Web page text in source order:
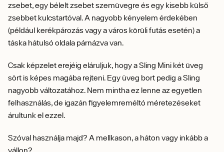
zsebet, egy bélelt zsebet szemüvegre és egy kisebb külső
zsebbet kulcstartóval. A nagyobb kényelem érdekében
(például kerékpározás vagy a város körüli futás esetén) a
táska hátulsó oldala párnázva van.
Csak képzelet erejéig eláruljuk, hogy a Sling Mini két üveg
sört is képes magába rejteni. Egy üveg bort pedig a Sling
nagyobb változatához. Nem mintha ez lenne az egyetlen
felhasználás, de igazán figyelemreméltó méretezéseket
árultunk el ezzel.
Szóval használja majd? A mellkason, a háton vagy inkább a
vállon?